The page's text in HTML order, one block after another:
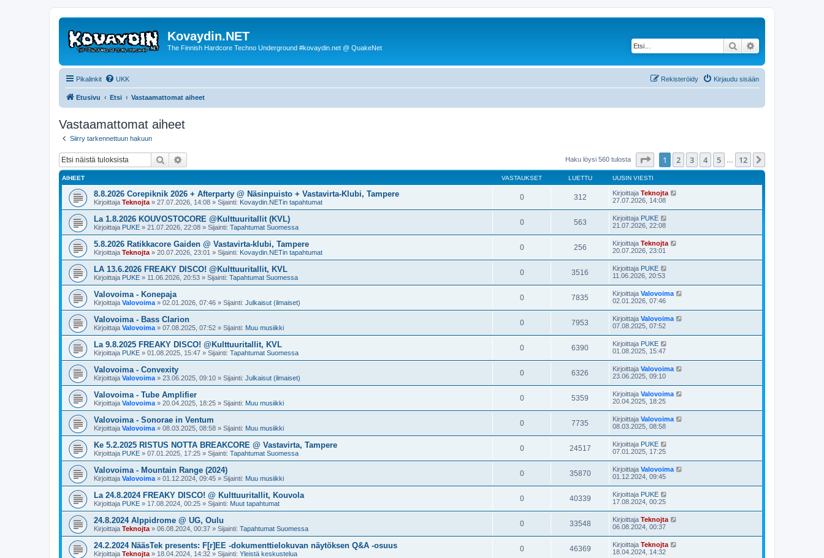
Kovaydin.NET
The Finnish Hardcore Techno Underground #kovaydin.net @ QuakeNet Etsi
Pikalinkit UKK Kirjaudu sisään
Rekisteröidy
Etusivu Etsi Vastaamattomat aiheet
Vastaamattomat aiheet
Siirry tarkennettuun hakuun
Etsi Haku löysi 560 tulosta Sivu 12
1 2 3 4 5 12
AIHEET VASTAUKSET LUETTU UUSIN VIESTI
8.8.2026 Corepiknik 2026 + Afterparty @ Näsinpuisto + Vastavirta-Klubi, Tampere
Kirjoittaja Teknojta » 27.07.2026, 14:08 » Sijainti: Kovaydin.NETin tapahtumat
0 312 Kirjoittaja Teknojta
27.07.2026, 14:08
La 1.8.2026 KOUVOSTOCORE @Kulttuuritallit (KVL)
Kirjoittaja PUKE » 21.07.2026, 22:08 » Sijainti: Tapahtumat Suomessa
0 563 Kirjoittaja PUKE
21.07.2026, 22:08
5.8.2026 Ratikkacore Gaiden @ Vastavirta-klubi, Tampere
Kirjoittaja Teknojta » 20.07.2026, 23:01 » Sijainti: Kovaydin.NETin tapahtumat
0 256 Kirjoittaja Teknojta
20.07.2026, 23:01
LA 13.6.2026 FREAKY DISCO! @Kulttuuritallit, KVL
Kirjoittaja PUKE » 11.06.2026, 20:53 » Sijainti: Tapahtumat Suomessa
0 3516 Kirjoittaja PUKE
11.06.2026, 20:53
Valovoima - Konepaja
Kirjoittaja Valovoima » 02.01.2026, 07:46 » Sijainti: Julkaisut (ilmaiset)
0 7835 Kirjoittaja Valovoima
02.01.2026, 07:46
Valovoima - Bass Clarion
Kirjoittaja Valovoima » 07.08.2025, 07:52 » Sijainti: Muu musiikki
0 7953 Kirjoittaja Valovoima
07.08.2025, 07:52
La 9.8.2025 FREAKY DISCO! @Kulttuuritallit, KVL
Kirjoittaja PUKE » 01.08.2025, 15:47 » Sijainti: Tapahtumat Suomessa
0 6390 Kirjoittaja PUKE
01.08.2025, 15:47
Valovoima - Convexity
Kirjoittaja Valovoima » 23.06.2025, 09:10 » Sijainti: Julkaisut (ilmaiset)
0 6326 Kirjoittaja Valovoima
23.06.2025, 09:10
Valovoima - Tube Amplifier
Kirjoittaja Valovoima » 20.04.2025, 18:25 » Sijainti: Muu musiikki
0 5359 Kirjoittaja Valovoima
20.04.2025, 18:25
Valovoima - Sonorae in Ventum
Kirjoittaja Valovoima » 08.03.2025, 08:58 » Sijainti: Muu musiikki
0 7735 Kirjoittaja Valovoima
08.03.2025, 08:58
Ke 5.2.2025 RISTUS NOTTA BREAKCORE @ Vastavirta, Tampere
Kirjoittaja PUKE » 07.01.2025, 17:25 » Sijainti: Tapahtumat Suomessa
0 24517 Kirjoittaja PUKE
07.01.2025, 17:25
Valovoima - Mountain Range (2024)
Kirjoittaja Valovoima » 01.12.2024, 09:45 » Sijainti: Muu musiikki
0 35870 Kirjoittaja Valovoima
01.12.2024, 09:45
La 24.8.2024 FREAKY DISCO! @ Kulttuuritallit, Kouvola
Kirjoittaja PUKE » 17.08.2024, 00:25 » Sijainti: Muut tapahtumat
0 40339 Kirjoittaja PUKE
17.08.2024, 00:25
24.8.2024 Alppidrome @ UG, Oulu
Kirjoittaja Teknojta » 06.08.2024, 00:37 » Sijainti: Tapahtumat Suomessa
0 33548 Kirjoittaja Teknojta
06.08.2024, 00:37
24.2.2024 NääsTek presents: F[r]EE -dokumenttielokuvan näytöksen Q&A -osuus
Kirjoittaja Teknojta » 18.04.2024, 14:32 » Sijainti: Yleistä keskustelua
0 46369 Kirjoittaja Teknojta
18.04.2024, 14:32